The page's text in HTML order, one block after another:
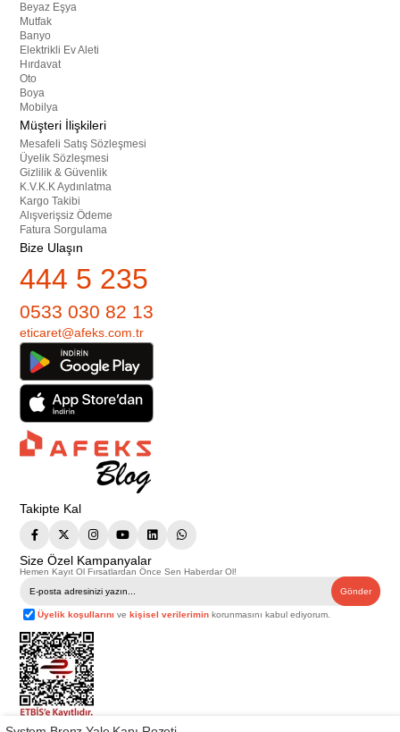
Beyaz Eşya
Mutfak
Banyo
Elektrikli Ev Aleti
Hırdavat
Oto
Boya
Mobilya
Müşteri İlişkileri
Mesafeli Satış Sözleşmesi
Üyelik Sözleşmesi
Gizlilik & Güvenlik
K.V.K.K Aydınlatma
Kargo Takibi
Alışverişsiz Ödeme
Fatura Sorgulama
Bize Ulaşın
444 5 235
0533 030 82 13
eticaret@afeks.com.tr
Takipte Kal
Size Özel Kampanyalar
Hemen Kayıt Ol Fırsatlardan Önce Sen Haberdar Ol!
Gönder
Üyelik koşullarını vekişisel verilerimin korunmasını kabul ediyorum.